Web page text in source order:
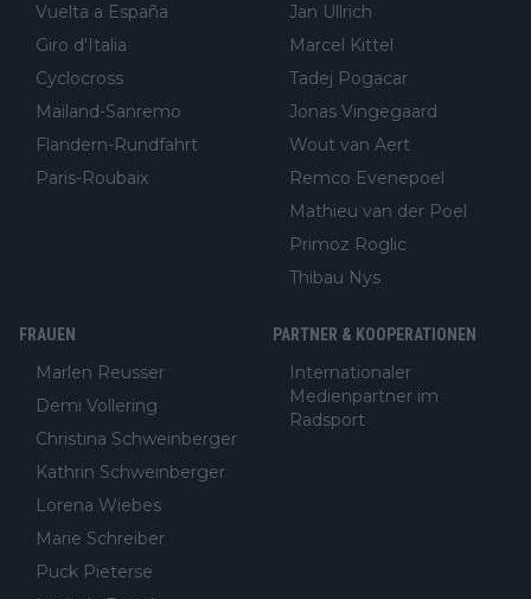
Vuelta a España
Giro d'Italia
Cyclocross
Mailand-Sanremo
Flandern-Rundfahrt
Paris-Roubaix
Jan Ullrich
Marcel Kittel
Tadej Pogacar
Jonas Vingegaard
Wout van Aert
Remco Evenepoel
Mathieu van der Poel
Primoz Roglic
Thibau Nys
FRAUEN
Marlen Reusser
Demi Vollering
Christina Schweinberger
Kathrin Schweinberger
Lorena Wiebes
Marie Schreiber
Puck Pieterse
PARTNER & KOOPERATIONEN
Internationaler
Medienpartner im
Radsport